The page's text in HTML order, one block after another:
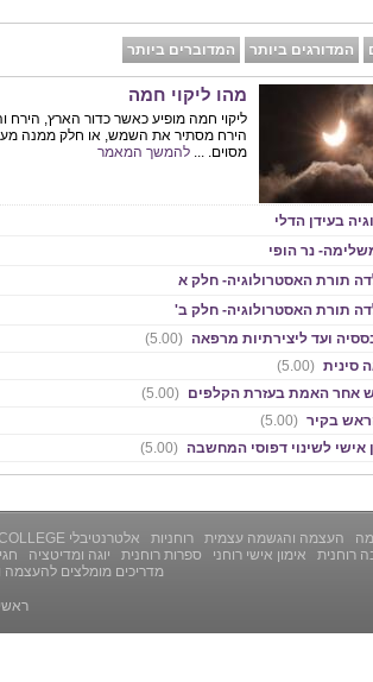
המדורגים ביותר המדוברים ביותר
מהו ליקוי חמה
ליקוי חמה מופיע כאשר כדור הארץ, הירח
הירח מסתיר את השמש, או חלק ממנה
מסוים. ... להמשך המאמר
בעידן הדלי
נר הופי
תורת האסטרולוגיה- חלק א
תורת האסטרולוגיה- חלק ב'
ועד ליצירתיות מרפאה (5.00)
סינית (5.00)
אחר האמת בעזרת הקלפים (5.00)
בקיר (5.00)
אישי לשינוי דפוסי המחשבה (5.00)
העצמה והגשמה עצמית רוחניות אלטרנטיבלי COLLEGE
רוחנית אימון אישי רוחני ספרות רוחנית יוגה ומדיטציה
מדריכים מומלצים
ראשי